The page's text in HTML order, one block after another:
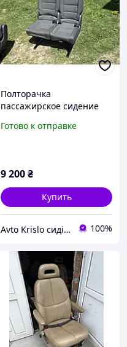
Полторачка
пассажирское сидение
премастарая спарка
Готово к отправке
9 200₴
Купить
Avto Krislo сидіння 100%